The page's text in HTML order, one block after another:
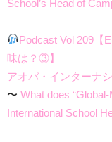
School’s Head of
Podcast Vol 209【
味は？③】
アオバ・インターナ
〜 What does
International School